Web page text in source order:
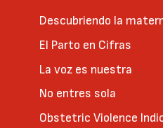
Descubriendo la
El Parto en Cifras
La voz es nuestra
No entres sola
Obstetric Violence